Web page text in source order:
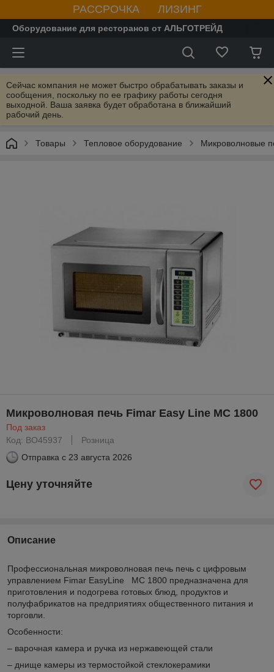
РАССРОЧКА ЛИЗИНГ
Оборудование для ресторанов от АЛЬГОТРЕЙД
Сейчас компания не может быстро обрабатывать заказы и
сообщения, поскольку по ее графику работы сегодня
выходной. Ваша заявка будет обработана в ближайший
рабочий день.
Товары Тепловое оборудование Микроволновые
Микроволновая печь Fimar Easy Line MC 1800
Под заказ
Код: BO45937
Розница
Отправка с 23 августа 2026
Цену уточняйте
Описание
Профессиональная микроволновая печь печь с цифровым
управлением Fimar EasyLine MC 1800 предназначена для
приготовления и подогрева готовых блюд, продуктов и
полуфабрикатов на предприятиях общественного питания и
торговли.
Особенности:
– варочная камера и ручка из нержавеющей стали
– днище камеры из термостойкой стеклокерамики